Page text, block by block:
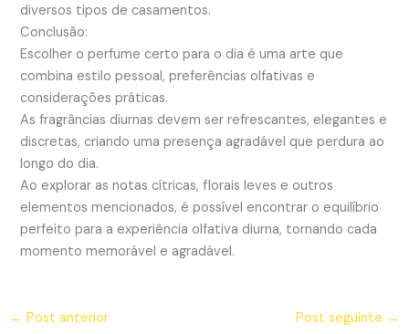
diversos tipos de casamentos.
Conclusão:
Escolher o perfume certo para o dia é uma arte que
combina estilo pessoal, preferências olfativas e
considerações práticas.
As fragrâncias diurnas devem ser refrescantes, elegantes e
discretas, criando uma presença agradável que perdura ao
longo do dia.
Ao explorar as notas cítricas, florais leves e outros
elementos mencionados, é possível encontrar o equilíbrio
perfeito para a experiência olfativa diurna, tornando cada
momento memorável e agradável.
← Post anterior Post seguinte →